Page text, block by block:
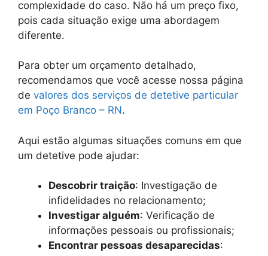
complexidade do caso. Não há um preço fixo,
pois cada situação exige uma abordagem
diferente.
Para obter um orçamento detalhado,
recomendamos que você acesse nossa página
de valores dos serviços de detetive particular
em Poço Branco – RN.
Aqui estão algumas situações comuns em que
um detetive pode ajudar:
Descobrir traição: Investigação de
infidelidades no relacionamento;
Investigar alguém: Verificação de
informações pessoais ou profissionais;
Encontrar pessoas desaparecidas: